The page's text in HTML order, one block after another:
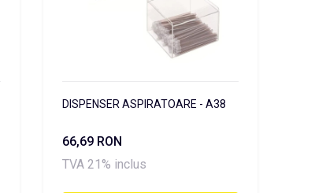
DISPENSER ASPIRATOARE - A38
66,69 RON
TVA 21% inclus